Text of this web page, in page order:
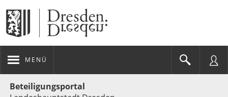
MENÜ
Beteiligungsportal